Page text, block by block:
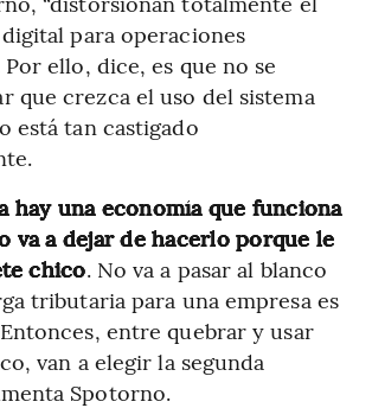
para operaciones
Por ello, dice, es que no se
que crezca el uso del sistema
está tan castigado
hay una economía que funciona
va a dejar de hacerlo porque le
chico. No va a pasar al blanco
tributaria para una empresa es
entre quebrar y usar
van a elegir la segunda
Spotorno.